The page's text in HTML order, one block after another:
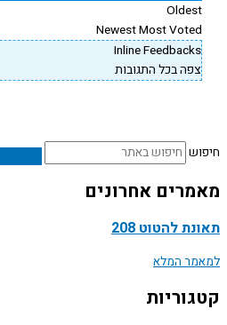
Newest Most
Inline
בכל התגובות
אחרונים
להטוט 208
המלא